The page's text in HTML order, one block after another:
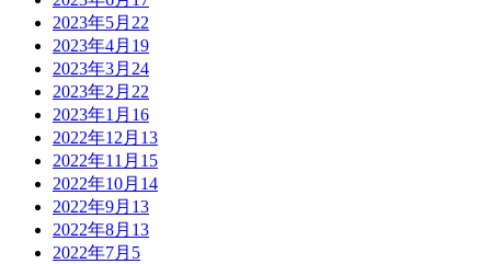
2023年5月 22
2023年4月 19
2023年3月 24
2023年2月 22
2023年1月 16
2022年12月 13
2022年11月 15
2022年10月 14
2022年9月 13
2022年8月 13
2022年7月 5